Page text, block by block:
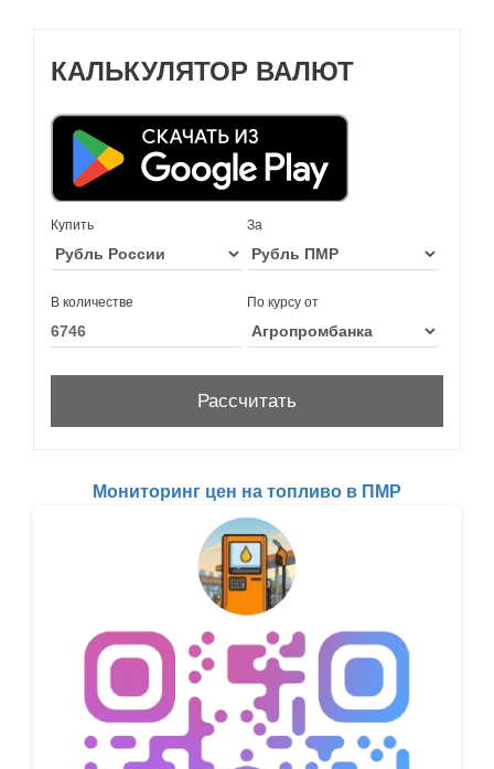
КАЛЬКУЛЯТОР ВАЛЮТ
Купить За
В количестве По курсу от
Мониторинг цен на топливо в ПМР